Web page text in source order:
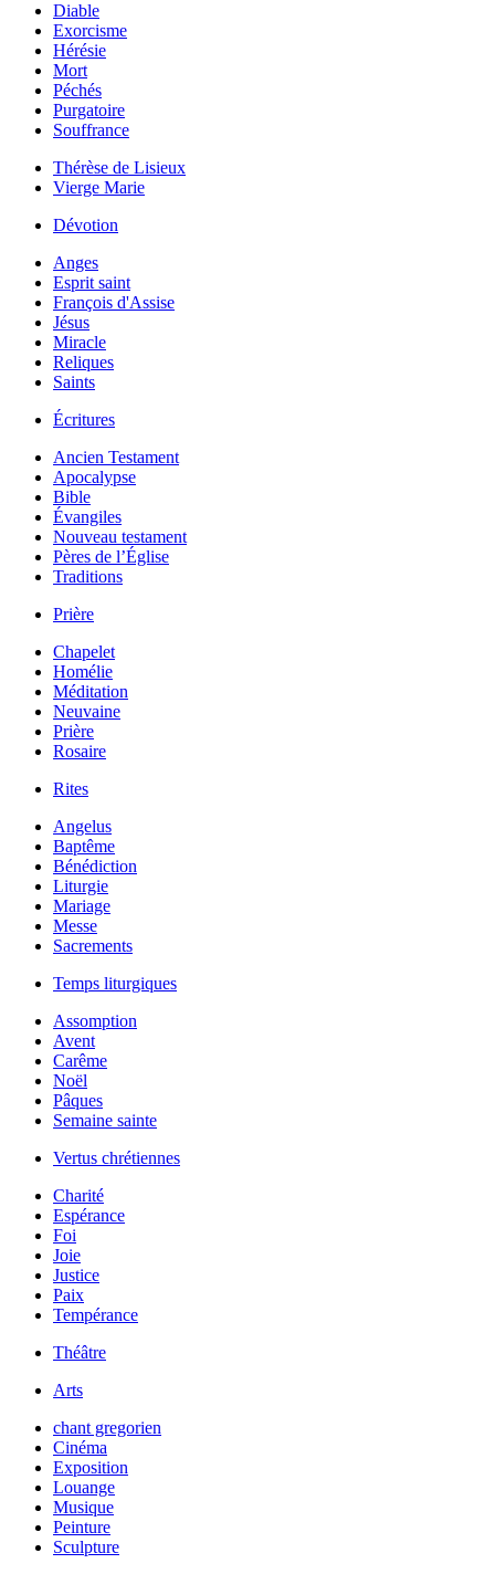
Diable
Exorcisme
Hérésie
Mort
Péchés
Purgatoire
Souffrance
Thérèse de Lisieux
Vierge Marie
Dévotion
Anges
Esprit saint
François d'Assise
Jésus
Miracle
Reliques
Saints
Écritures
Ancien Testament
Apocalypse
Bible
Évangiles
Nouveau testament
Pères de l’Église
Traditions
Prière
Chapelet
Homélie
Méditation
Neuvaine
Prière
Rosaire
Rites
Angelus
Baptême
Bénédiction
Liturgie
Mariage
Messe
Sacrements
Temps liturgiques
Assomption
Avent
Carême
Noël
Pâques
Semaine sainte
Vertus chrétiennes
Charité
Espérance
Foi
Joie
Justice
Paix
Tempérance
Théâtre
Arts
chant gregorien
Cinéma
Exposition
Louange
Musique
Peinture
Sculpture